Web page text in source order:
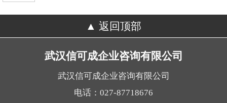
返回顶部
武汉信可成企业咨询有限公司
武汉信可成企业咨询有限公司
电话：027-87718676